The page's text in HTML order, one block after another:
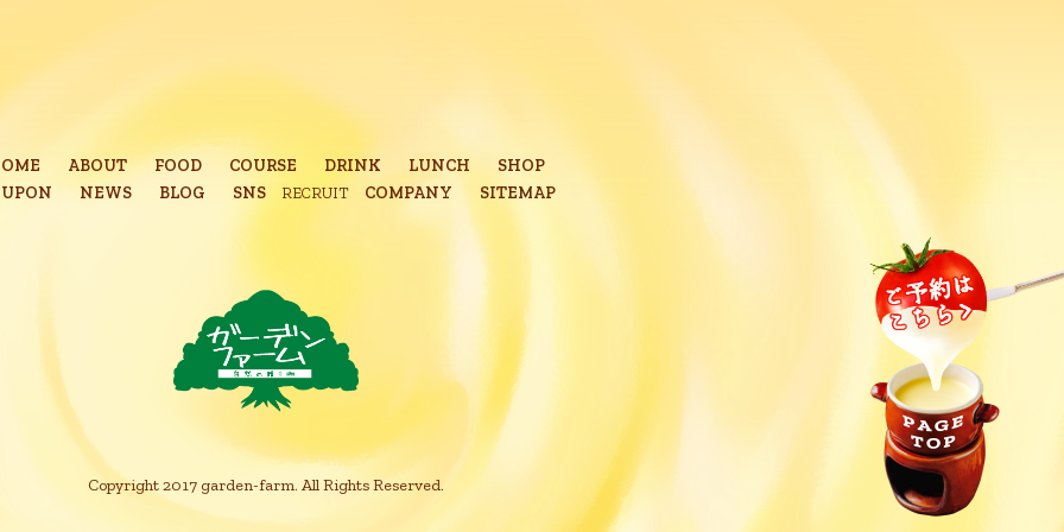
ABOUT FOOD COURSE DRINK LUNCH
SHOP
NEWS BLOG SNS RECRUIT COMPANY SITEMAP
Copyright 2017 garden-farm. All Rights Reserved.